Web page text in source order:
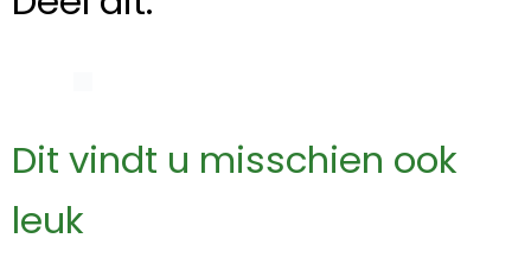
Dit vindt u misschien ook
leuk